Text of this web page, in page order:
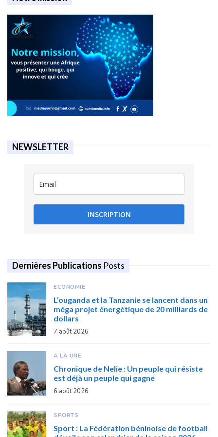
NEWSLETTER
INSCRIPTION
Dernières Publications Posts
ECONOMIE
L’ouganda et la Tanzanie se lancent dans un
méga projet énergétique de 20 milliards de
dollars
7 août 2026
A LA UNE
Chronique de Nelie : Un peuple qui résiste
est déjà un peuple qui gagne
6 août 2026
SPORTS
Sport : La Fédération béninoise de football